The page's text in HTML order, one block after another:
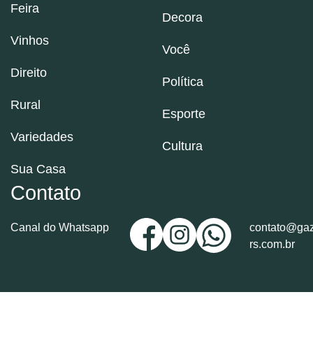
Feira
Vinhos
Direito
Rural
Variedades
Sua Casa
Decora
Você
Política
Esporte
Cultura
Contato
Canal do Whatsapp
rs.com.br